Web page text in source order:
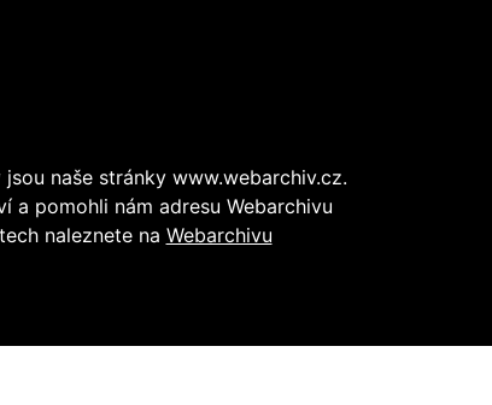
naše stránky www.webarchiv.cz.
a pomohli nám adresu Webarchivu
naleznete na Webarchivu